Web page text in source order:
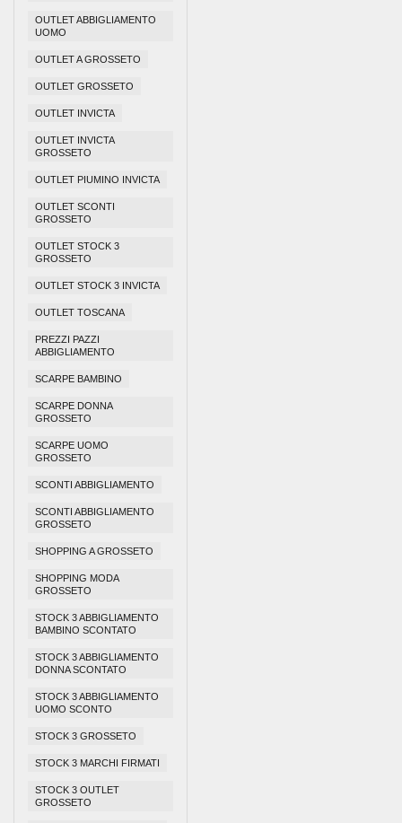
OUTLET ABBIGLIAMENTO
UOMO
OUTLET A GROSSETO
OUTLET GROSSETO
OUTLET INVICTA
OUTLET INVICTA
GROSSETO
OUTLET PIUMINO INVICTA
OUTLET SCONTI
GROSSETO
OUTLET STOCK 3
GROSSETO
OUTLET STOCK 3 INVICTA
OUTLET TOSCANA
PREZZI PAZZI
ABBIGLIAMENTO
SCARPE BAMBINO
SCARPE DONNA
GROSSETO
SCARPE UOMO
GROSSETO
SCONTI ABBIGLIAMENTO
SCONTI ABBIGLIAMENTO
GROSSETO
SHOPPING A GROSSETO
SHOPPING MODA
GROSSETO
STOCK 3 ABBIGLIAMENTO
BAMBINO SCONTATO
STOCK 3 ABBIGLIAMENTO
DONNA SCONTATO
STOCK 3 ABBIGLIAMENTO
UOMO SCONTO
STOCK 3 GROSSETO
STOCK 3 MARCHI FIRMATI
STOCK 3 OUTLET
GROSSETO